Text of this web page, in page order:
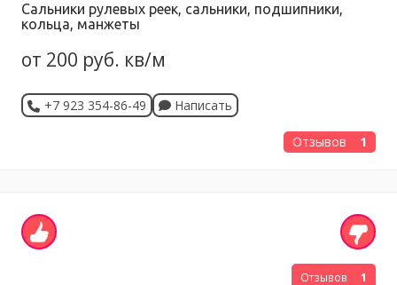
Сальники рулевых реек, сальники, подшипники,
кольца, манжеты
от 200 руб. кв/м
+7 923 354-86-49 Написать
Отзывов 1
Отзывов 1